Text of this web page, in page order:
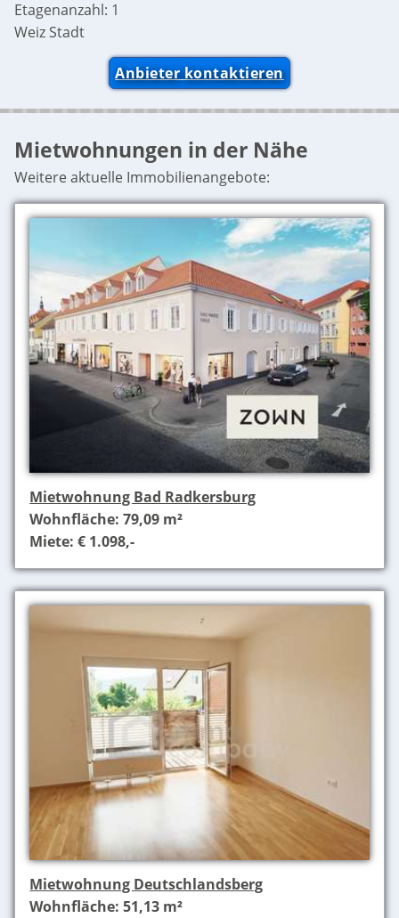
Etagenanzahl: 1
Weiz Stadt
Anbieter kontaktieren
Mietwohnungen in der Nähe
Weitere aktuelle Immobilienangebote:
Mietwohnung Bad Radkersburg
Wohnfläche: 79,09 m²
Miete: € 1.098,-
Mietwohnung Deutschlandsberg
Wohnfläche: 51,13 m²